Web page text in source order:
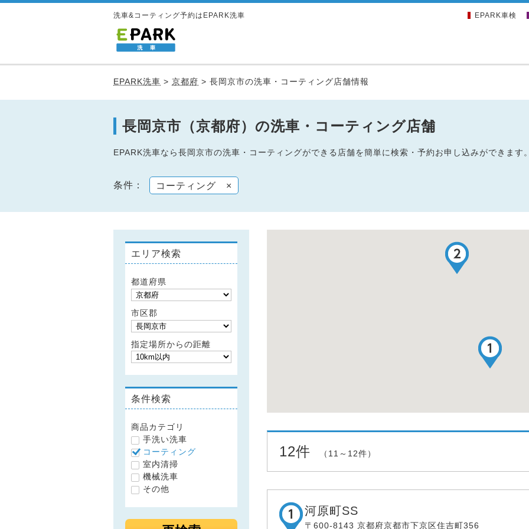
洗車&コーティング予約はEPARK洗車 EPARK車検
EPARK洗車 > 京都府 > 長岡京市の洗車・コーティング店舗情報
長岡京市（京都府）の洗車・コーティング店舗
EPARK洗車なら長岡京市の洗車・コーティングができる店舗を簡単に検索・予約お申し込みができます
条件： コーティング ×
エリア検索
都道府県
市区郡
指定場所からの距離
条件検索
商品カテゴリ
手洗い洗車
コーティング
室内清掃
機械洗車
その他
12件 （11～12件）
河原町SS
〒600-8143 京都府京都市下京区住吉町356